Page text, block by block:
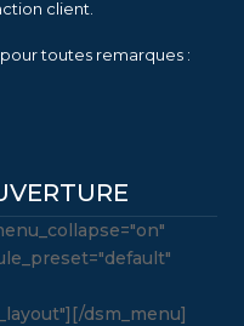
client.
toutes remarques :
dsm_menu]